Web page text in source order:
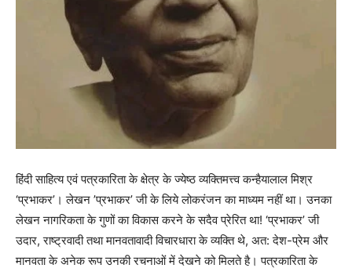
हिंदी साहित्य एवं पत्रकारिता के क्षेत्र के ज्येष्ठ व्यक्तिमत्त्व कन्हैयालाल मिश्र
‘प्रभाकर’। लेखन ’प्रभाकर’ जी के लिये लोकरंजन का माध्यम नहीं था। उनका
लेखन नागरिकता के गुणों का विकास करने के सदैव प्रेरित था! ‘प्रभाकर’ जी
उदार, राष्‍ट्रवादी तथा मानवतावादी विचारधारा के व्‍यक्ति थे, अत: देश-प्रेम और
मानवता के अनेक रूप उनकी रचनाओं में देखने को मिलते है। पत्रकारिता के